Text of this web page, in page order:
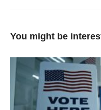
You might be